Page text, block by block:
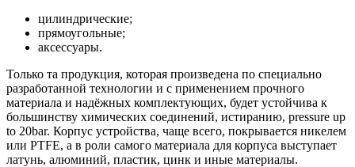
цилиндрические;
прямоугольные;
аксессуары.
Только та продукция, которая произведена по специально
разработанной технологии и с применением прочного
материала и надёжных комплектующих, будет устойчива к
большинству химических соединений, истиранию, pressure up
to 20bar. Корпус устройства, чаще всего, покрывается никелем
или PTFE, а в роли самого материала для корпуса выступает
латунь, алюминий, пластик, цинк и иные материалы.